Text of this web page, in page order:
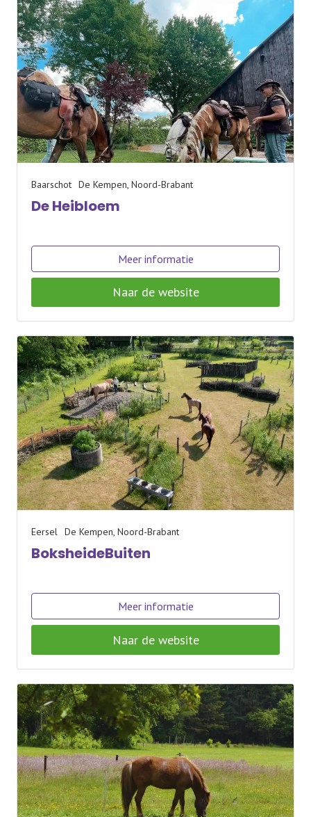
Baarschot De Kempen, Noord-Brabant
De Heibloem
Meer informatie
Naar de website
Eersel De Kempen, Noord-Brabant
BoksheideBuiten
Meer informatie
Naar de website